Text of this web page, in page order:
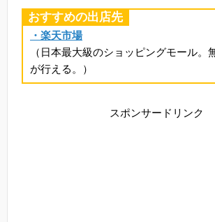
おすすめの出店先
・楽天市場
（日本最大級のショッピングモール。
が行える。）
スポンサードリンク